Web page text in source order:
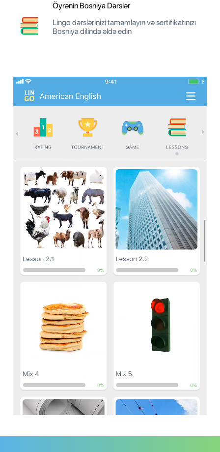
Öyrənin Bosniya Dərslər
Lingo dərslərinizi tamamlayın və sertifikatınızı
Bosniya dilində əldə edin